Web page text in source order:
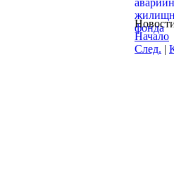
Начало
След. |